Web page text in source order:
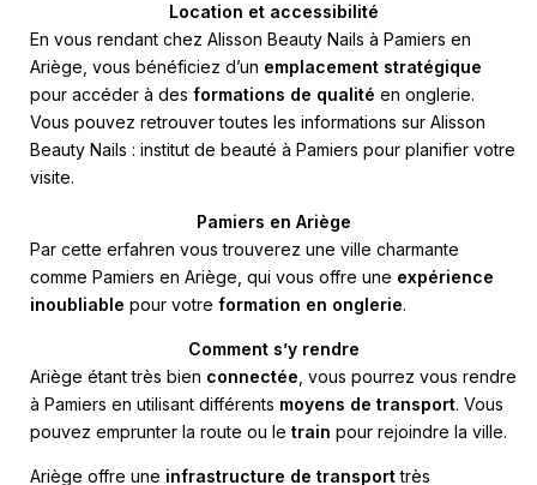
Location et accessibilité
En vous rendant chez Alisson Beauty Nails à Pamiers en
Ariège, vous bénéficiez d’un emplacement stratégique
pour accéder à des formations de qualité en onglerie.
Vous pouvez retrouver toutes les informations sur Alisson
Beauty Nails : institut de beauté à Pamiers pour planifier votre
visite.
Pamiers en Ariège
Par cette erfahren vous trouverez une ville charmante
comme Pamiers en Ariège, qui vous offre une expérience
inoubliable pour votre formation en onglerie.
Comment s’y rendre
Ariège étant très bien connectée , vous pourrez vous rendre
à Pamiers en utilisant différents moyens de transport. Vous
pouvez emprunter la route ou le train pour rejoindre la ville.
Ariège offre une infrastructure de transporttrès